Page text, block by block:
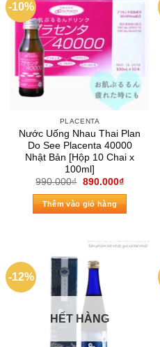
-10%
PLACENTA
Nước Uống Nhau Thai Plan
Do See Placenta 40000
Nhật Bản [Hộp 10 Chai x
100ml]
990.000₫ Giá
là:
990.000₫.
890.000₫Giá
Thêm vào giỏ hàng
-12%
HẾT HÀNG